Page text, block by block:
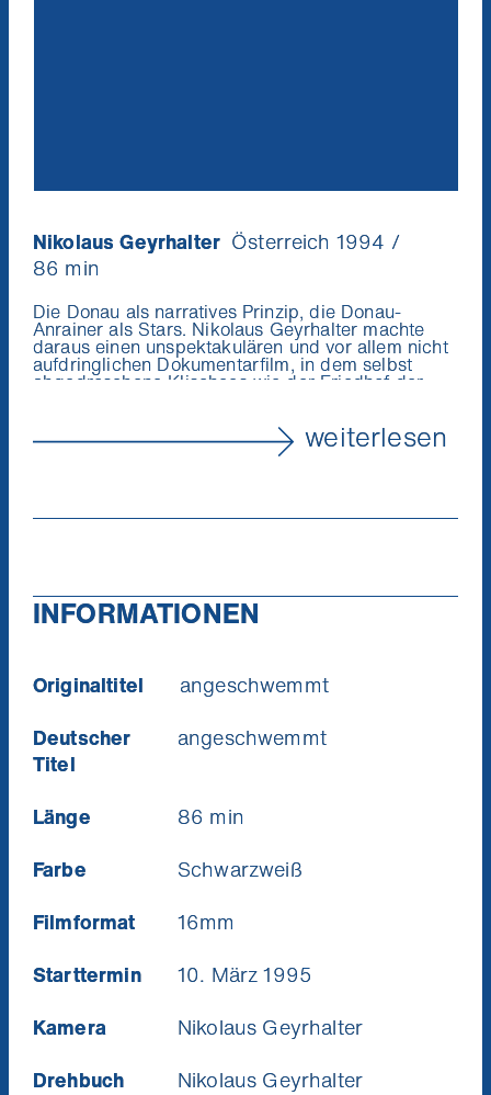
Nikolaus Geyrhalter Österreich 1994 /
86 min
Die Donau als narratives Prinzip, die Donau-
Anrainer als Stars. Nikolaus Geyrhalter machte
daraus einen unspektakulären und vor allem nicht
aufdringlichen Dokumentarfilm, in dem selbst
abgedroschene Klischees wie der Friedhof der
weiterlesen
INFORMATIONEN
Originaltitel
angeschwemmt
Deutscher
Titel
angeschwemmt
Länge
86 min
Farbe
Schwarzweiß
Filmformat
16mm
Starttermin
10. März 1995
Kamera
Nikolaus Geyrhalter
Drehbuch
Nikolaus Geyrhalter